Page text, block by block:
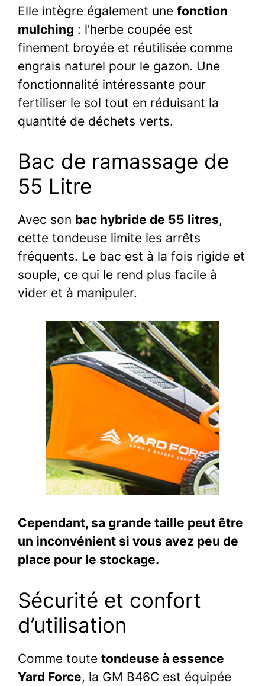
Elle intègre également une fonction
mulching : l’herbe coupée est
finement broyée et réutilisée comme
engrais naturel pour le gazon. Une
fonctionnalité intéressante pour
fertiliser le sol tout en réduisant la
quantité de déchets verts.
Bac de ramassage de
55 Litre
Avec son bac hybride de 55 litres,
cette tondeuse limite les arrêts
fréquents. Le bac est à la fois rigide et
souple, ce qui le rend plus facile à
vider et à manipuler.
Cependant, sa grande taille peut être
un inconvénient si vous avez peu de
place pour le stockage.
Sécurité et confort
d’utilisation
Comme toute tondeuse à essence
Yard Force, la GM B46C est équipée